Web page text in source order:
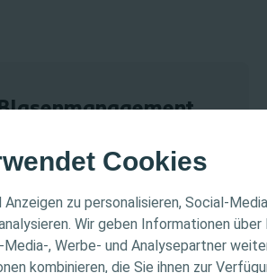
Cookies
zu personalisieren, Social-
Wir geben Informationen über
, Werbe- und Analysepartner
kombinieren, die Sie ihnen zur
Fachpersonen. Der